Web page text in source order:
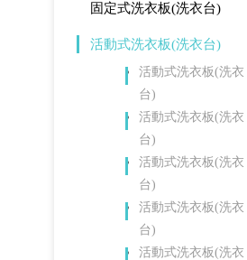
固定式洗衣板(洗衣台)
活動式洗衣板(洗衣台)
活動式洗衣板(洗衣
台)
活動式洗衣板(洗衣
台)
活動式洗衣板(洗衣
台)
活動式洗衣板(洗衣
台)
活動式洗衣板(洗衣